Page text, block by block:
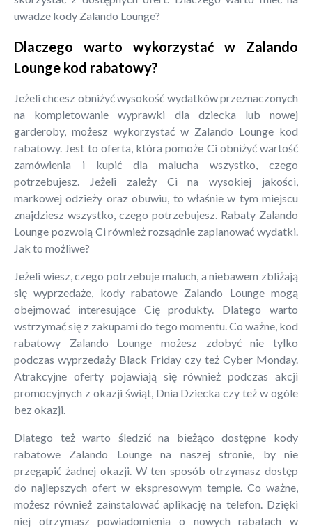
uwadze kody Zalando Lounge?
Dlaczego warto wykorzystać w Zalando
Lounge kod rabatowy?
Jeżeli chcesz obniżyć wysokość wydatków przeznaczonych
na kompletowanie wyprawki dla dziecka lub nowej
garderoby, możesz wykorzystać w Zalando Lounge kod
rabatowy. Jest to oferta, która pomoże Ci obniżyć wartość
zamówienia i kupić dla malucha wszystko, czego
potrzebujesz. Jeżeli zależy Ci na wysokiej jakości,
markowej odzieży oraz obuwiu, to właśnie w tym miejscu
znajdziesz wszystko, czego potrzebujesz. Rabaty Zalando
Lounge pozwolą Ci również rozsądnie zaplanować wydatki.
Jak to możliwe?
Jeżeli wiesz, czego potrzebuje maluch, a niebawem zbliżają
się wyprzedaże, kody rabatowe Zalando Lounge mogą
obejmować interesujące Cię produkty. Dlatego warto
wstrzymać się z zakupami do tego momentu. Co ważne, kod
rabatowy Zalando Lounge możesz zdobyć nie tylko
podczas wyprzedaży Black Friday czy też Cyber Monday.
Atrakcyjne oferty pojawiają się również podczas akcji
promocyjnych z okazji świąt, Dnia Dziecka czy też w ogóle
bez okazji.
Dlatego też warto śledzić na bieżąco dostępne kody
rabatowe Zalando Lounge na naszej stronie, by nie
przegapić żadnej okazji. W ten sposób otrzymasz dostęp
do najlepszych ofert w ekspresowym tempie. Co ważne,
możesz również zainstalować aplikację na telefon. Dzięki
niej otrzymasz powiadomienia o nowych rabatach w